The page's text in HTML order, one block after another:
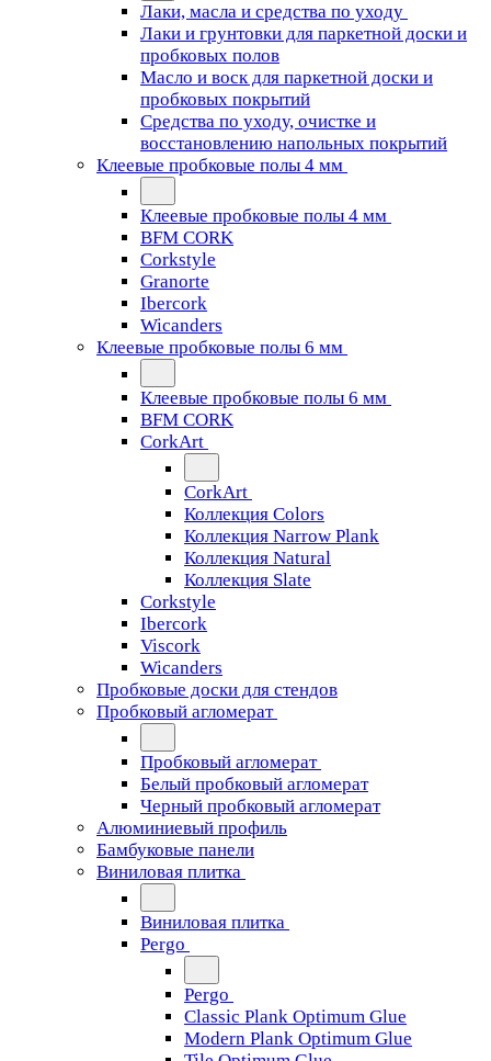
Лаки, масла и средства по уходу
Лаки и грунтовки для паркетной доски и
пробковых полов
Масло и воск для паркетной доски и
пробковых покрытий
Средства по уходу, очистке и
восстановлению напольных покрытий
Клеевые пробковые полы 4 мм
Клеевые пробковые полы 4 мм
BFM CORK
Corkstyle
Granorte
Ibercork
Wicanders
Клеевые пробковые полы 6 мм
Клеевые пробковые полы 6 мм
BFM CORK
CorkArt
CorkArt
Коллекция Colors
Коллекция Narrow Plank
Коллекция Natural
Коллекция Slate
Corkstyle
Ibercork
Viscork
Wicanders
Пробковые доски для стендов
Пробковый агломерат
Пробковый агломерат
Белый пробковый агломерат
Черный пробковый агломерат
Алюминиевый профиль
Бамбуковые панели
Виниловая плитка
Виниловая плитка
Pergo
Pergo
Classic Plank Optimum Glue
Modern Plank Optimum Glue